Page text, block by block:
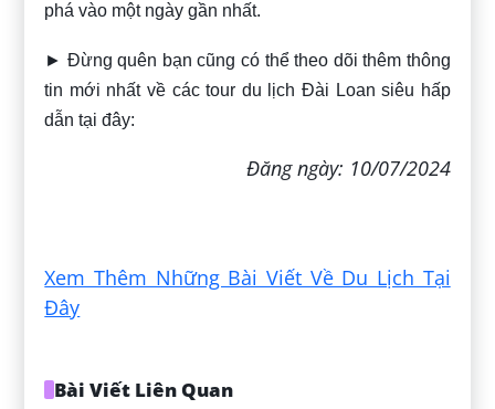
phá vào một ngày gần nhất.
► Đừng quên bạn cũng có thể theo dõi thêm thông
tin mới nhất về các tour du lịch Đài Loan siêu hấp
dẫn tại đây:
Đăng ngày: 10/07/2024
Xem Thêm Những Bài Viết Về Du Lịch Tại
Đây
Bài Viết Liên Quan